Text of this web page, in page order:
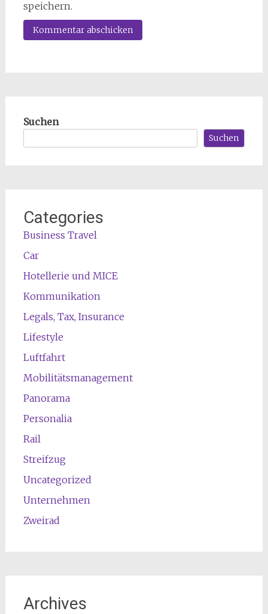
speichern.
Suchen
Suchen
Categories
Business Travel
Car
Hotellerie und MICE
Kommunikation
Legals, Tax, Insurance
Lifestyle
Luftfahrt
Mobilitätsmanagement
Panorama
Personalia
Rail
Streifzug
Uncategorized
Unternehmen
Zweirad
Archives